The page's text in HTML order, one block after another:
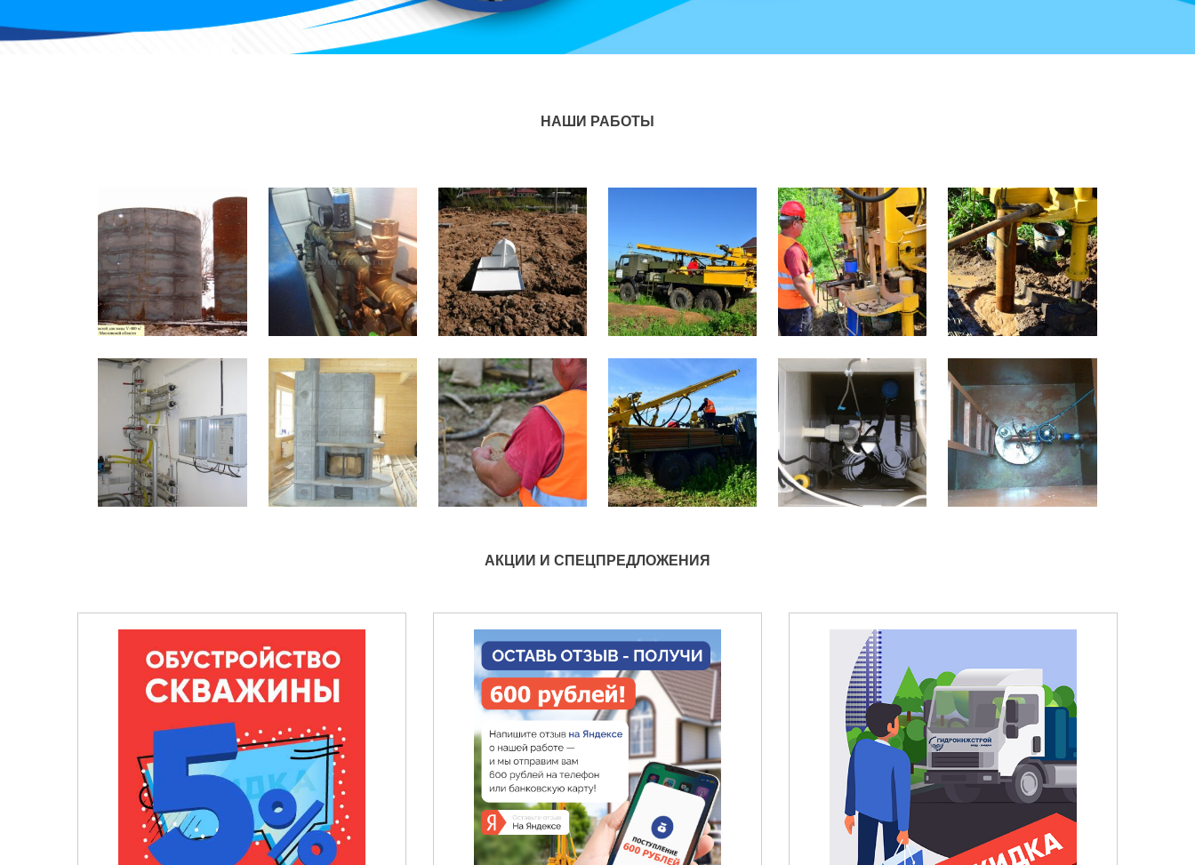
НАШИ РАБОТЫ
АКЦИИ И СПЕЦПРЕДЛОЖЕНИЯ